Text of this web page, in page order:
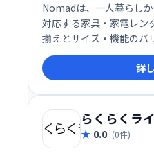
Nomadは、一人暮らし
対応する家具・家電レン
揃えとサイズ・機能のバ
イルに合わせた自由な
ト（中古・2年契約）は1
にコストパフォーマン
詳
らくらくラ
0.0 (0件)